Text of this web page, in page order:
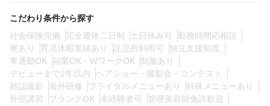
こだわり条件から探す
社会保険完備
完全週休二日制 土日休み可
勤務時間応相談
寮あり
育児休暇実績あり 託児所利用可
独立支援制度
車通勤OK
副業OK・WワークOK
制服あり
デビューまで2年以内
ヘアショー・撮影会・コンテスト
雑誌撮影
海外研修 ブライダルメニューあり
特殊メニューあり
外部講習
ブランクOK 未経験者可
管理美容師免許歓迎